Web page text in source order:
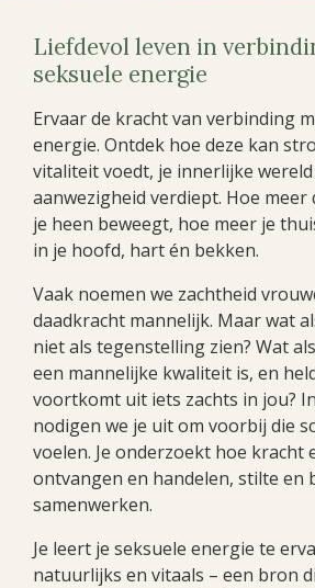
Liefdevol leven in
seksuele energie
Ervaar de kracht van verbinding
energie. Ontdek hoe deze kan
vitaliteit voedt, je innerlijke
aanwezigheid verdiept. Hoe
je heen beweegt, hoe meer je
in je hoofd, hart én bekken.
Vaak noemen we zachtheid
daadkracht mannelijk. Maar wat
niet als tegenstelling zien? Wat
een mannelijke kwaliteit is, en
voortkomt uit iets zachts in jou?
nodigen we je uit om voorbij die
voelen. Je onderzoekt hoe kracht
ontvangen en handelen, stilte en
samenwerken.
Je leert je seksuele energie te
natuurlijks en vitaals – een bron